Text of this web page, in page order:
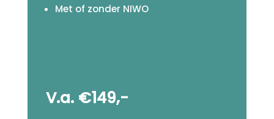
Met of zonder NIWO
V.a. €149,-